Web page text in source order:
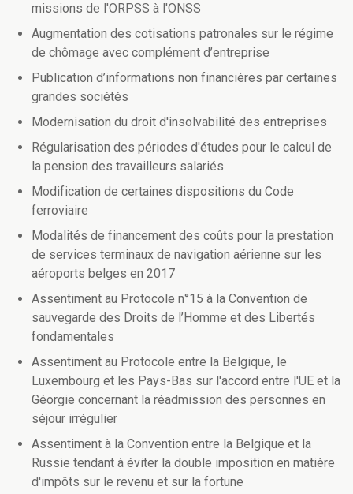
missions de l'ORPSS à l'ONSS
Augmentation des cotisations patronales sur le régime
de chômage avec complément d’entreprise
Publication d’informations non financières par certaines
grandes sociétés
Modernisation du droit d'insolvabilité des entreprises
Régularisation des périodes d'études pour le calcul de
la pension des travailleurs salariés
Modification de certaines dispositions du Code
ferroviaire
Modalités de financement des coûts pour la prestation
de services terminaux de navigation aérienne sur les
aéroports belges en 2017
Assentiment au Protocole n°15 à la Convention de
sauvegarde des Droits de l’Homme et des Libertés
fondamentales
Assentiment au Protocole entre la Belgique, le
Luxembourg et les Pays-Bas sur l'accord entre l'UE et la
Géorgie concernant la réadmission des personnes en
séjour irrégulier
Assentiment à la Convention entre la Belgique et la
Russie tendant à éviter la double imposition en matière
d'impôts sur le revenu et sur la fortune